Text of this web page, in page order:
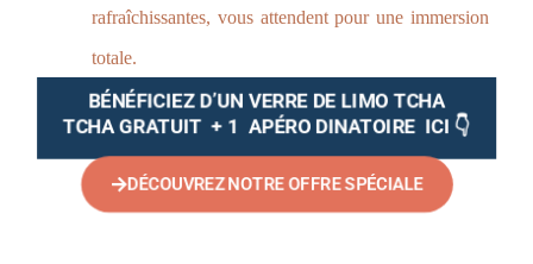
BÉNÉFICIEZ D’UN VERRE DE LIMO TCHA
TCHAGRATUIT + 1 APÉRO DINATOIRE ICI 👇
rafraîchissantes, vous attendent pour une immersion
totale.
DÉCOUVREZ NOTRE OFFRE SPÉCIALE